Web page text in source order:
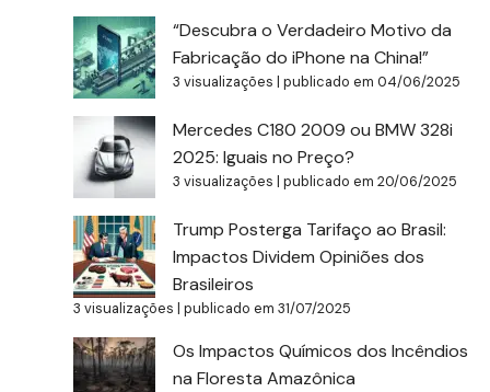
“Descubra o Verdadeiro Motivo da
Fabricação do iPhone na China!”
3 visualizações |publicado em 04/06/2025
Mercedes C180 2009 ou BMW 328i
2025: Iguais no Preço?
3 visualizações |publicado em 20/06/2025
Trump Posterga Tarifaço ao Brasil:
Impactos Dividem Opiniões dos
Brasileiros
3 visualizações |publicado em 31/07/2025
Os Impactos Químicos dos Incêndios
na Floresta Amazônica